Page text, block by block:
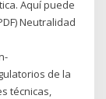
Aquí puede
Neutralidad
de la
técnicas,